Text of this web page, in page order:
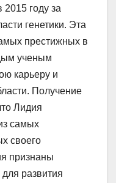
году за
генетики. Эта
престижных в
ученым
карьеру и
Получение
Лидия
самых
своего
признаны
развития